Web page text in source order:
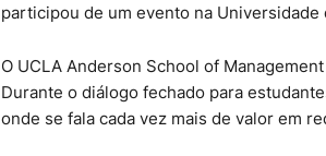
participou de um evento na Universidade
O UCLA Anderson School of
Durante o diálogo fechado para
onde se fala cada vez mais de valor em